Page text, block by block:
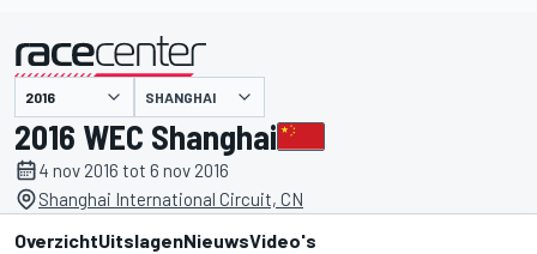
gepresenteerd door SHANGHAI
2016 WEC Shanghai
4 nov 2016 tot 6 nov 2016
Shanghai International Circuit, CN
OverzichtUitslagenNieuwsVideo's